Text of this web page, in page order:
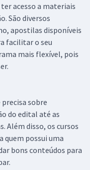
acesso a materiais
São diversos
apostilas disponíveis
facilitar o seu
mais flexível, pois
precisa sobre
do edital até as
Além disso, os cursos
quem possui uma
bons conteúdos para